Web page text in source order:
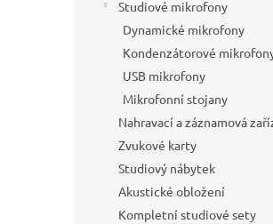
Studiové mikrofony
Dynamické mikrofony
Kondenzátorové
USB mikrofony
Mikrofonní stojany
Nahravací a záznamová
Zvukové karty
Studiový nábytek
Akustické obložení
Kompletní studiové sety